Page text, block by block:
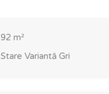
92 m²
Stare Variantă Gri